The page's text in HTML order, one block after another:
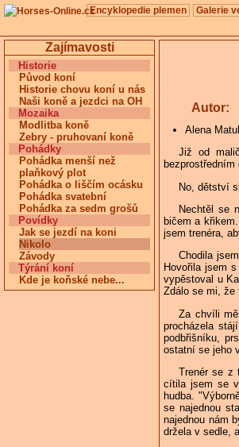
Encyklopedie plemen Galerie
Zajímavosti
Historie
Původ koní
Historie chovu koní u nás
Naši koně a jezdci na OH
Mozaika
Modlitba koně
Zebry - pruhovaní koně
Pohádky
Pohádka menší než
plaňkový plot
Pohádka o liščím ocásku
Pohádka svatební
Pohádka za sedm grošů
Povídky
Jak se jezdí na koni
Nikolo
Závody
Týrání koní
Kde je koňské nebe...
Autor:
Alena
Již od
No, dětství
Nechtěl se
bičem a
jsem trenéra,
Chodila
Hovořila jsem
vypěstoval u
Zdálo se mi, že
Za chvíli
procházela
podbřišníku,
ostatní se jeho
Trenér se z
cítila jsem se
hudba.
se najednou
najednou nám
držela v sedle,